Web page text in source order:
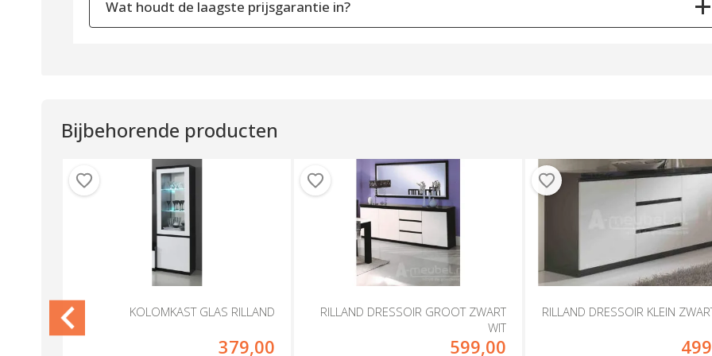
Wat houdt de laagste prijsgarantie in?
Bijbehorende producten
KOLOMKAST GLAS RILLAND
379,00
RILLAND DRESSOIR GROOT ZWART
WIT
599,00
RILLAND DRESSOIR KLEIN